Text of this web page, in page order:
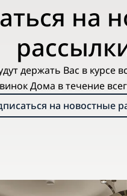
на
держать Вас в курсе
Дома в течение
на новостные